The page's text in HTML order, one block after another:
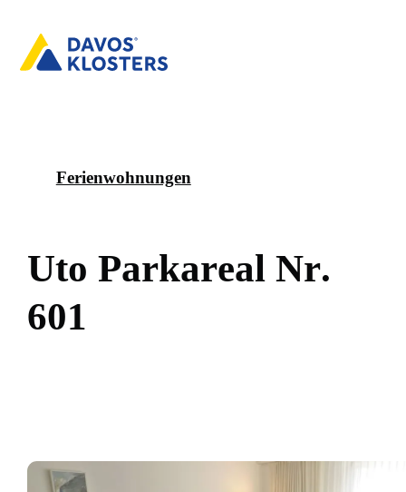
Ferienwohnungen
Uto Parkareal Nr.
601